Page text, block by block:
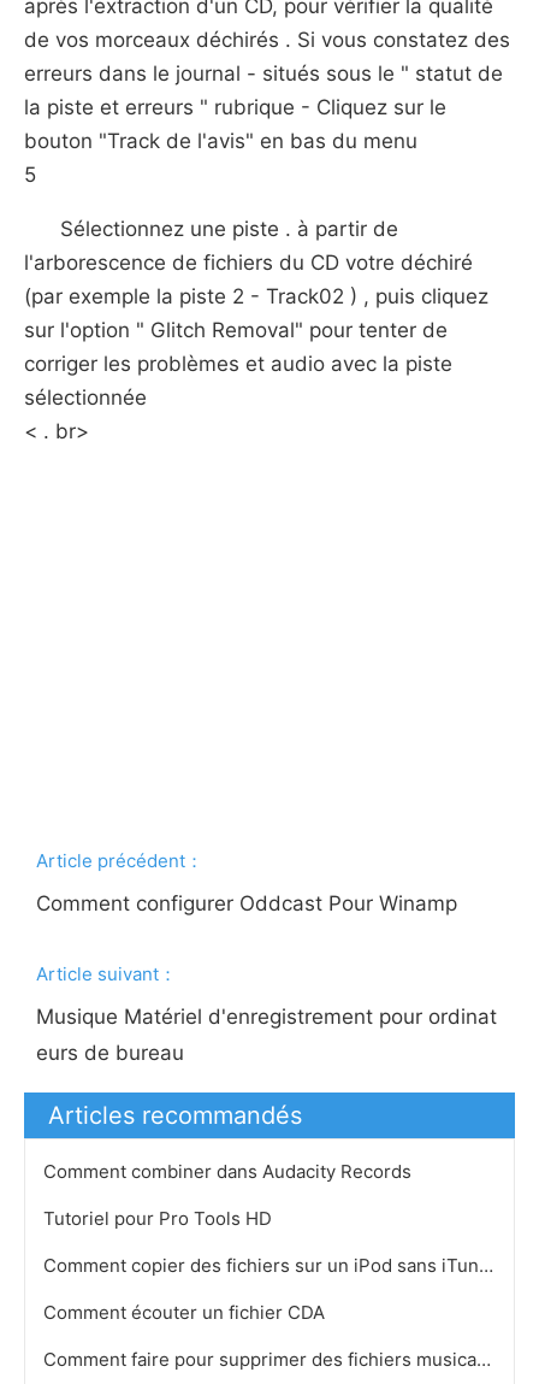
après l'extraction d'un CD, pour vérifier la qualité
de vos morceaux déchirés . Si vous constatez des
erreurs dans le journal - situés sous le " statut de
la piste et erreurs " rubrique - Cliquez sur le
bouton "Track de l'avis" en bas du menu
5
Sélectionnez une piste . à partir de
l'arborescence de fichiers du CD votre déchiré
(par exemple la piste 2 - Track02 ) , puis cliquez
sur l'option " Glitch Removal" pour tenter de
corriger les problèmes et audio avec la piste
sélectionnée
< . br>
Article précédent：
Comment configurer Oddcast Pour Winamp
Article suivant：
Musique Matériel d'enregistrement pour ordinat
eurs de bureau
Articles recommandés
Comment combiner dans Audacity Records
Tutoriel pour Pro Tools HD
Comment copier des fichiers sur un iPod sans iTunes
Comment écouter un fichier CDA
Comment faire pour supprimer des fichiers musicaux licenciés par Rhapsody